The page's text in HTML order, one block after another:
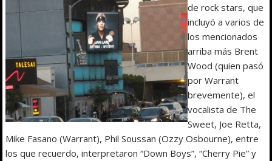
de rock stars, que
incluyó a varios de
los mencionados
arriba más Brent
Wood (quien pasó
por Warrant
brevemente), el
vocalista de The
Sweet, Joe Retta,
Mike Fasano (Warrant), Phil Soussan (Ozzy Osbourne), entre
los que recuerdo, interpretaron “Down Boys”, “Cherry Pie” y